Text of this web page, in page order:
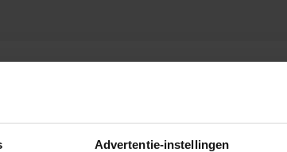
Advertentie-instellingen